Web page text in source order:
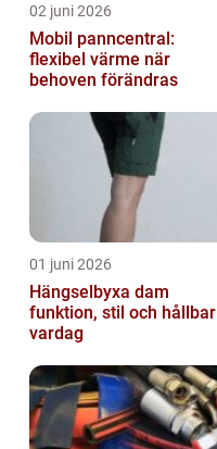
02 juni 2026
Mobil panncentral:
flexibel värme när
behoven förändras
01 juni 2026
Hängselbyxa dam
funktion, stil och hållbar
vardag